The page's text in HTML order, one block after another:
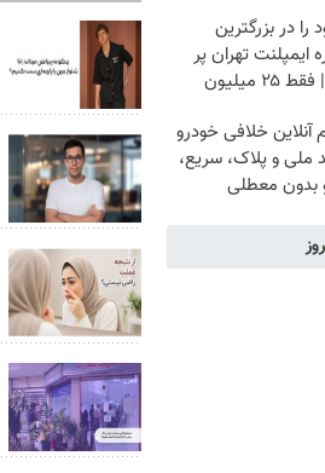
را در بزرگترین
ایمپلنت تهران پر
میلیون
آنلاین خلافی خودرو
ملی و پلاک، سریع،
بدون معطلی